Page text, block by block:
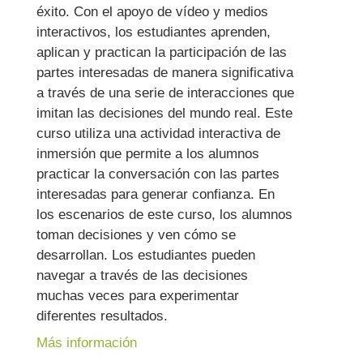
éxito. Con el apoyo de vídeo y medios
interactivos, los estudiantes aprenden,
aplican y practican la participación de las
partes interesadas de manera significativa
a través de una serie de interacciones que
imitan las decisiones del mundo real. Este
curso utiliza una actividad interactiva de
inmersión que permite a los alumnos
practicar la conversación con las partes
interesadas para generar confianza. En
los escenarios de este curso, los alumnos
toman decisiones y ven cómo se
desarrollan. Los estudiantes pueden
navegar a través de las decisiones
muchas veces para experimentar
diferentes resultados.
Más información